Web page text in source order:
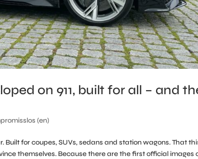
on 911, built for all – and
(en)
Built for coupes, SUVs, sedans and station wagons. That
themselves. Because there are the first official images